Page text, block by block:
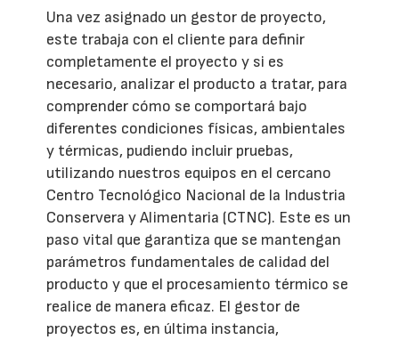
Una vez asignado un gestor de proyecto,
este trabaja con el cliente para definir
completamente el proyecto y si es
necesario, analizar el producto a tratar, para
comprender cómo se comportará bajo
diferentes condiciones físicas, ambientales
y térmicas, pudiendo incluir pruebas,
utilizando nuestros equipos en el cercano
Centro Tecnológico Nacional de la Industria
Conservera y Alimentaria (CTNC). Este es un
paso vital que garantiza que se mantengan
parámetros fundamentales de calidad del
producto y que el procesamiento térmico se
realice de manera eficaz. El gestor de
proyectos es, en última instancia,